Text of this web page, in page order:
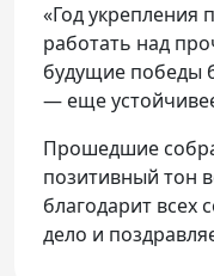
«Год укрепления
работать над
будущие победы
— еще
Прошедшие
позитивный тон
благодарит всех
дело и